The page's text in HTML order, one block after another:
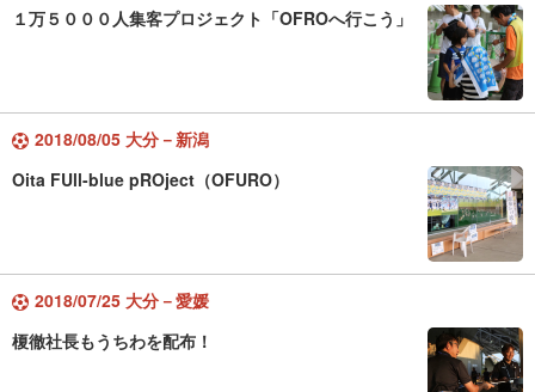
１万５０００人集客プロジェクト「OFROへ行こう」
2018/08/05 大分－新潟
Oita FUll-blue pROject（OFURO）
2018/07/25 大分－愛媛
榎徹社長もうちわを配布！